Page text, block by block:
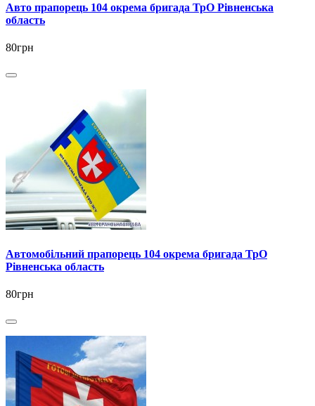
Авто прапорець 104 окрема бригада ТрО Рівненська
область
80грн
Автомобільний прапорець 104 окрема бригада ТрО
Рівненська область
80грн